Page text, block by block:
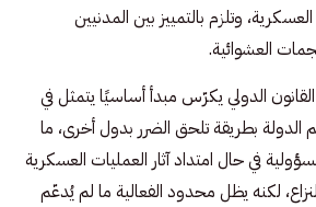
وتلزم بالتمييز بين المدنيين
العشوائية.
الدولي يكرّس مبدأ أساسيًا يتمثل في
الدولة بطريقة تلحق الضرر بدول أخرى، ما
في حال امتداد آثار العمليات العسكرية
لكنه يظل محدود الفعالية ما لم يُدعّم